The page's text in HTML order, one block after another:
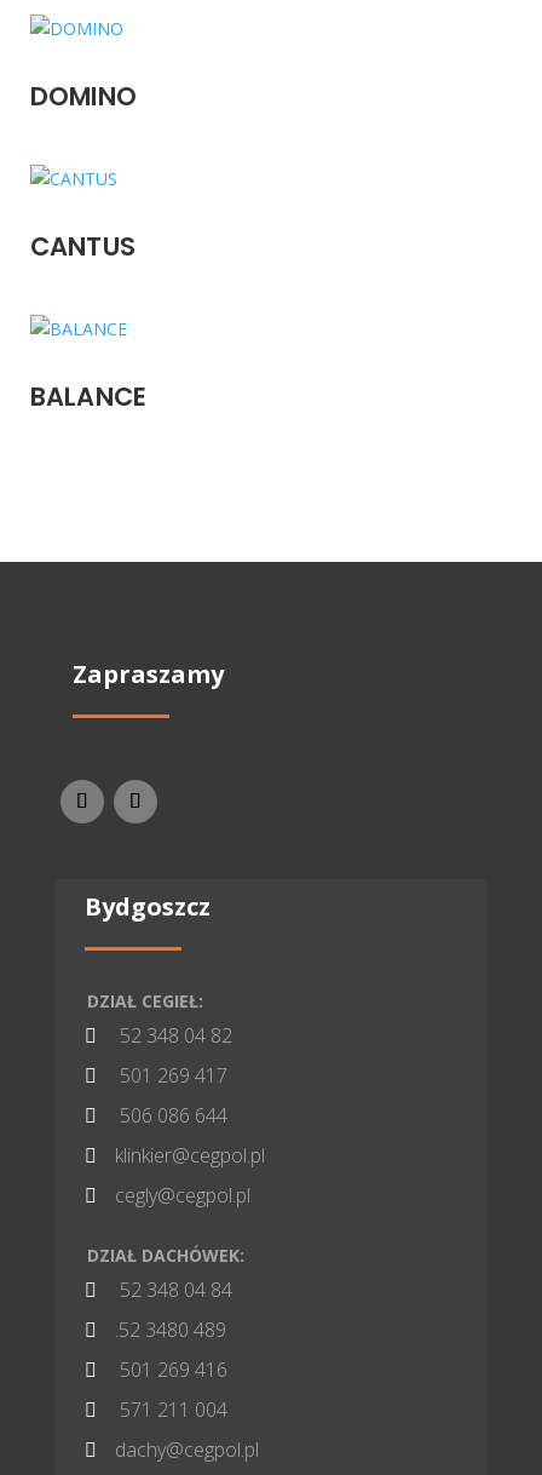
DOMINO
CANTUS
BALANCE
Zapraszamy
Bydgoszcz
DZIAŁ CEGIEŁ:
 52 348 04 82
 501 269 417
 506 086 644
 klinkier@cegpol.pl
 cegly@cegpol.pl
DZIAŁ DACHÓWEK:
 52 348 04 84
 .52 3480 489
 501 269 416
 571 211 004
 dachy@cegpol.pl